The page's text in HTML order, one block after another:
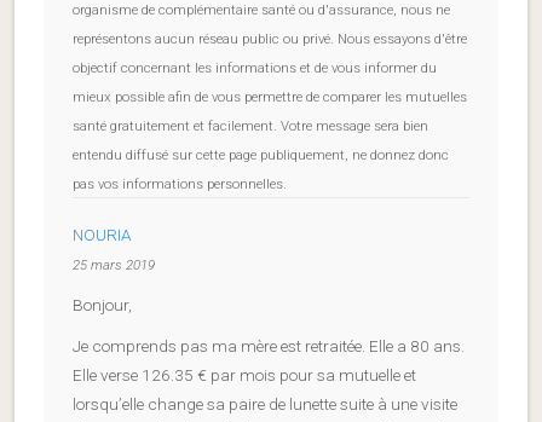
organisme de complémentaire santé ou d'assurance, nous ne
représentons aucun réseau public ou privé. Nous essayons d'être
objectif concernant les informations et de vous informer du
mieux possible afin de vous permettre de comparer les mutuelles
santé gratuitement et facilement. Votre message sera bien
entendu diffusé sur cette page publiquement, ne donnez donc
pas vos informations personnelles.
NOURIA
25 mars 2019
Bonjour,
Je comprends pas ma mère est retraitée. Elle a 80 ans.
Elle verse 126.35 € par mois pour sa mutuelle et
lorsqu’elle change sa paire de lunette suite à une visite